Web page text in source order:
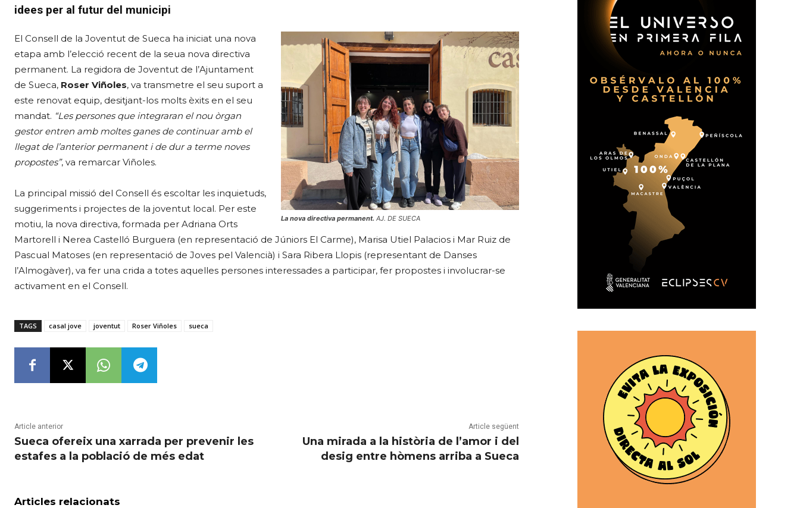
idees per al futur del municipi
La nova directiva permanent. AJ. DE SUECA
El Consell de la Joventut de Sueca ha iniciat una nova
etapa amb l’elecció recent de la seua nova directiva
permanent. La regidora de Joventut de l’Ajuntament
de Sueca, Roser Viñoles, va transmetre el seu suport a
este renovat equip, desitjant-los molts èxits en el seu
mandat. “Les persones que integraran el nou òrgan
gestor entren amb moltes ganes de continuar amb el
llegat de l’anterior permanent i de dur a terme noves
propostes”, va remarcar Viñoles.
La principal missió del Consell és escoltar les inquietuds,
suggeriments i projectes de la joventut local. Per este
motiu, la nova directiva, formada per Adriana Orts
Martorell i Nerea Castelló Burguera (en representació de Júniors El Carme), Marisa Utiel Palacios i Mar Ruiz de
Pascual Matoses (en representació de Joves pel Valencià) i Sara Ribera Llopis (representant de Danses
l’Almogàver), va fer una crida a totes aquelles persones interessades a participar, fer propostes i involucrar-se
activament en el Consell.
TAGS casal jove joventut Roser Viñoles sueca
Article anterior
Sueca ofereix una xarrada per prevenir les
estafes a la població de més edat
Article següent
Una mirada a la història de l’amor i del
desig entre hòmens arriba a Sueca
Articles relacionats